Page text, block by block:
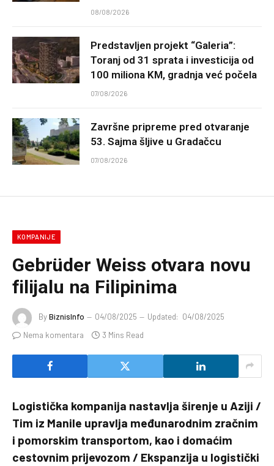
08/08/2026
Predstavljen projekt “Galeria”:
Toranj od 31 sprata i investicija od
100 miliona KM, gradnja već počela
07/08/2026
Završne pripreme pred otvaranje
53. Sajma šljive u Gradačcu
07/08/2026
KOMPANIJE
Gebrüder Weiss otvara novu
filijalu na Filipinima
ByBiznisInfo 04/08/2025 Updated: 04/08/2025
Nema komentara
3 Mins Read
Logistička kompanija nastavlja širenje u Aziji /
Tim iz Manile upravlja međunarodnim zračnim
i pomorskim transportom, kao i domaćim
cestovnim prijevozom / Ekspanzija u logistički